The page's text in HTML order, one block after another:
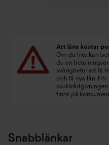
Att låna kostar
Om du inte kan
du en
svårigheter att få
och få nya lån.
finns på
Snabblänkar